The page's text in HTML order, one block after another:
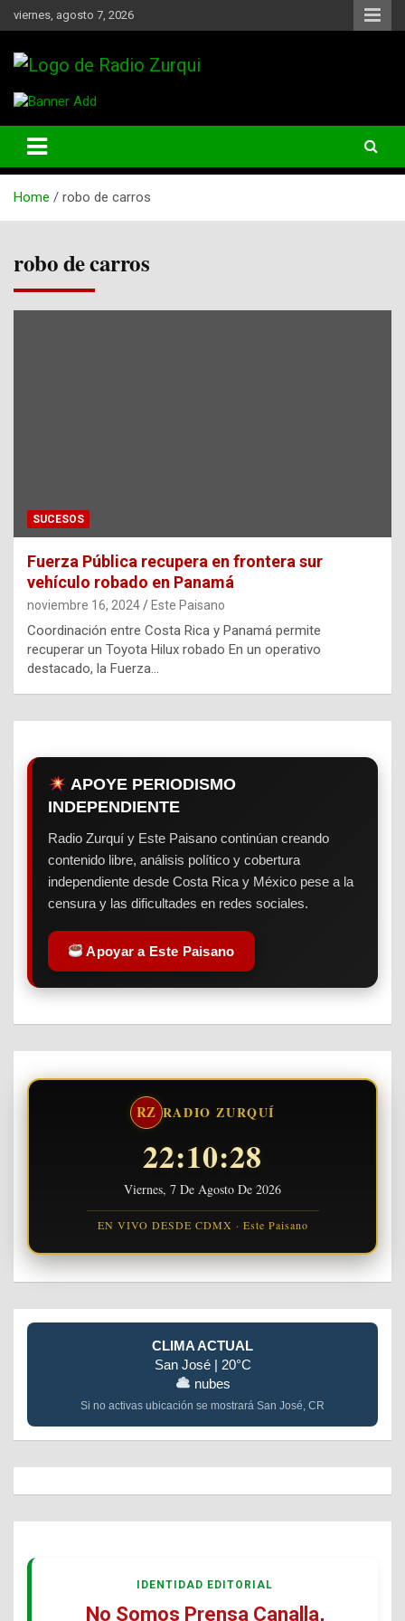
Skip
to
viernes, agosto 7, 2026
Radio Zurqui
Home robo de carros
robo de carros
SUCESOS
Fuerza Pública recupera en frontera sur
vehículo robado en Panamá
noviembre 16, 2024 Este Paisano
Coordinación entre Costa Rica y Panamá permite
recuperar un Toyota Hilux robado En un operativo
destacado, la Fuerza…
APOYE PERIODISMO
INDEPENDIENTE
Radio Zurquí y Este Paisano continúan creando
contenido libre, análisis político y cobertura
independiente desde Costa Rica y México pese a la
censura y las dificultades en redes sociales.
Apoyar a Este Paisano
RZ RADIO ZURQUÍ
22:10:28
Viernes, 7 De Agosto De 2026
EN VIVO DESDE CDMX · Este Paisano
CLIMA ACTUAL
San José | 20°C
nubes
Si no activas ubicación se mostrará San José, CR
IDENTIDAD EDITORIAL
No Somos Prensa Canalla,